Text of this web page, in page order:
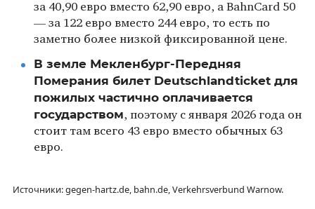
за 40,90 евро вместо 62,90 евро, а BahnCard 50
— за 122 евро вместо 244 евро, то есть по
заметно более низкой фиксированной цене.
В земле Мекленбург-Передняя
Померания билет Deutschlandticket для
пожилых частично оплачивается
государством, поэтому с января 2026 года он
стоит там всего 43 евро вместо обычных 63
евро.
Источники: gegen-hartz.de, bahn.de, Verkehrsverbund Warnow.